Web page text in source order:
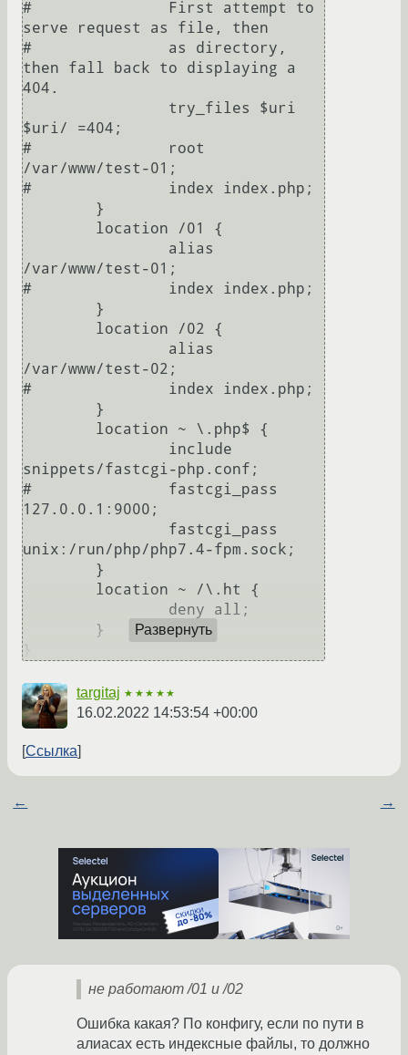
#		First attempt to
serve request as file, then
#		as directory,
then fall back to displaying a
404.
$uri/ =404;
#		root
/var/www/test-01;
#		index index.php;
/var/www/test-01;
#		index index.php;
/var/www/test-02;
#		index index.php;
snippets/fastcgi-php.conf;
#		fastcgi_pass
127.0.0.1:9000;
unix:/run/php/php7.4-fpm.sock;
Развернуть
targitaj ★★★★★
16.02.2022 14:53:54 +00:00
Ссылка
← →
не работают /01 и /02
Ошибка какая? По конфигу, если по пути в
алиасах есть индексные файлы, то должно